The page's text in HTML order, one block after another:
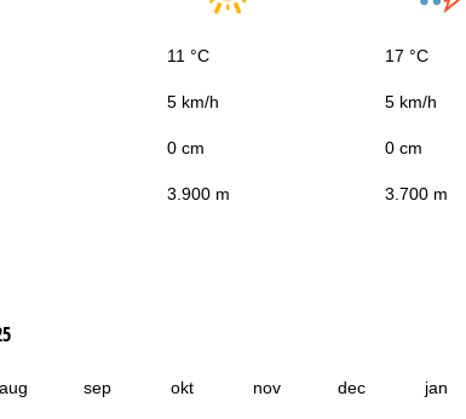
11 °C 17 °C
5 km/h 5 km/h
0 cm 0 cm
3.900 m 3.700 m
aug sep okt nov dec jan